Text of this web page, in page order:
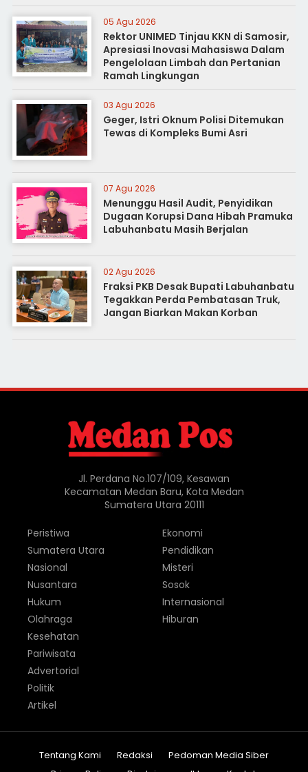
05 Agu 2026
Rektor UNIMED Tinjau KKN di Samosir,
Apresiasi Inovasi Mahasiswa Dalam
Pengelolaan Limbah dan Pertanian
Ramah Lingkungan
03 Agu 2026
Geger, Istri Oknum Polisi Ditemukan
Tewas di Kompleks Bumi Asri
07 Agu 2026
Menunggu Hasil Audit, Penyidikan
Dugaan Korupsi Dana Hibah Pramuka
Labuhanbatu Masih Berjalan
02 Agu 2026
Fraksi PKB Desak Bupati Labuhanbatu
Tegakkan Perda Pembatasan Truk,
Jangan Biarkan Makan Korban
Jl. Perdana No.107/109, Kesawan
Kecamatan Medan Baru, Kota Medan
Sumatera Utara 20111
Peristiwa
Sumatera Utara
Nasional
Nusantara
Hukum
Olahraga
Ekonomi
Pendidikan
Misteri
Sosok
Internasional
Hiburan
Kesehatan
Pariwisata
Advertorial
Politik
Artikel
Tentang Kami Redaksi
Pedoman Media Siber